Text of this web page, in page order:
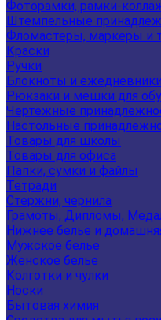
Фоторамки, рамки-
Штемпельные
Фломастеры, маркеры и
Краски
Ручки
Блокноты и ежедневники
Рюкзаки и мешки для
Чертежные
Настольные
Товары для школы
Товары для офиса
Папки, сумки и файлы
Тетради
Стержни, чернила
Грамоты, Дипломы,
Нижнее белье и
Мужское белье
Женское белье
Колготки и чулки
Носки
Бытовая химия